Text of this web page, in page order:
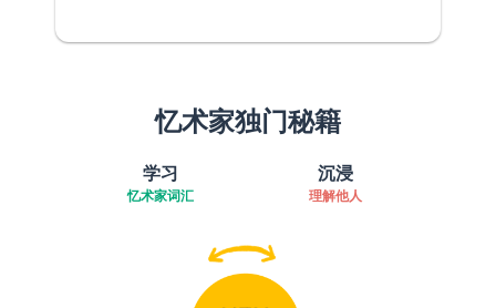
忆术家独门秘籍
学习
忆术家词汇
沉浸
理解他人